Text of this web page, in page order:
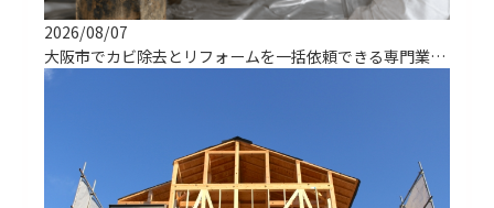
2026/08/07
大阪市でカビ除去とリフォームを一括依頼できる専門業者の選び方